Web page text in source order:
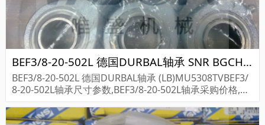
BEF3/8-20-502L 德国DURBAL轴承 SNR BGCH30FN2SSL00716NZ1II-0-38.0N
BEF3/8-20-502L 德国DURBAL轴承 (LB)MU5308TVBEF3/
8-20-502L轴承尺寸参数,BEF3/8-20-502L轴承采购价格,BE